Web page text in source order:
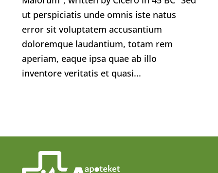
ut perspiciatis unde omnis iste natus
error sit voluptatem accusantium
doloremque laudantium, totam rem
aperiam, eaque ipsa quae ab illo
inventore veritatis et quasi...